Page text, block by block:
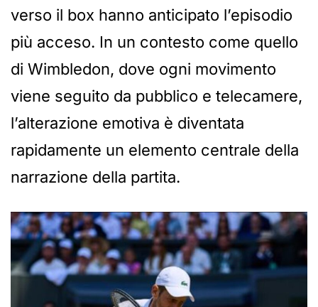
verso il box hanno anticipato l’episodio
più acceso. In un contesto come quello
di Wimbledon, dove ogni movimento
viene seguito da pubblico e telecamere,
l’alterazione emotiva è diventata
rapidamente un elemento centrale della
narrazione della partita.